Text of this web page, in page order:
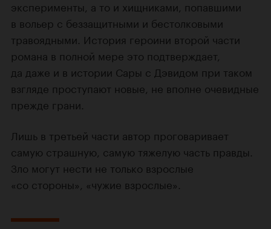
эксперименты, а то и хищниками, попавшими
в вольер с беззащитными и бестолковыми
травоядными. История героини второй части
романа в полной мере это подтверждает,
да даже и в истории Сары с Дэвидом при таком
взгляде проступают новые, не вполне очевидные
прежде грани.
Лишь в третьей части автор проговаривает
самую страшную, самую тяжелую часть правды.
Зло могут нести не только взрослые
«со стороны», «чужие взрослые».